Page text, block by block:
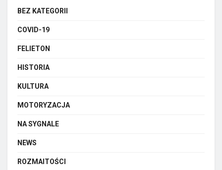
BEZ KATEGORII
COVID-19
FELIETON
HISTORIA
KULTURA
MOTORYZACJA
NA SYGNALE
NEWS
ROZMAITOŚCI